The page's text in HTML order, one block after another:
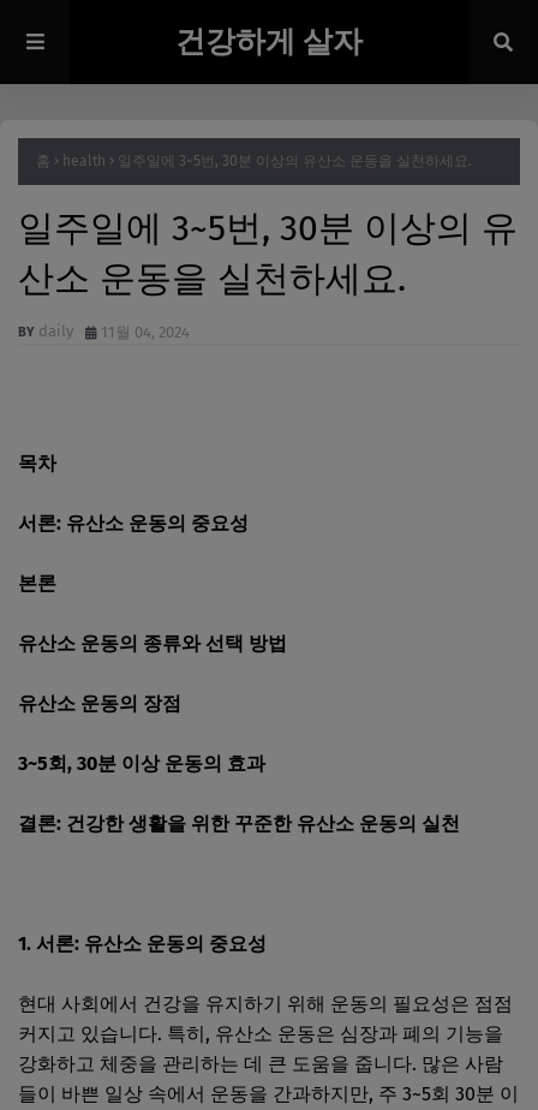
건강하게 살자
홈 health 일주일에 3~5번, 30분 이상의 유산소 운동을 실천하세요.
일주일에 3~5번, 30분 이상의 유
산소 운동을 실천하세요.
daily 11월 04, 2024
목차
서론: 유산소 운동의 중요성
본론
유산소 운동의 종류와 선택 방법
유산소 운동의 장점
3~5회, 30분 이상 운동의 효과
결론: 건강한 생활을 위한 꾸준한 유산소 운동의 실천
1. 서론: 유산소 운동의 중요성
현대 사회에서 건강을 유지하기 위해 운동의 필요성은 점점
커지고 있습니다. 특히, 유산소 운동은 심장과 폐의 기능을
강화하고 체중을 관리하는 데 큰 도움을 줍니다. 많은 사람
들이 바쁜 일상 속에서 운동을 간과하지만, 주 3~5회 30분 이